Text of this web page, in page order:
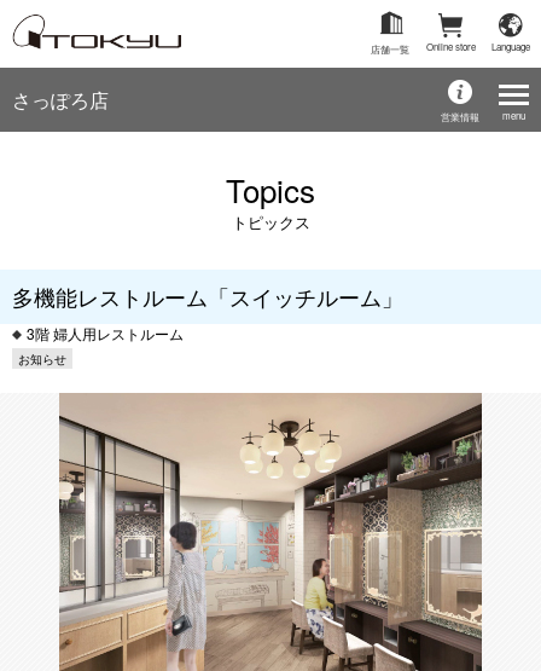
Language
Online store
店舗一覧
さっぽろ店
営業情報
Topics
トピックス
多機能レストルーム「スイッチルーム」
3階 婦人用レストルーム
お知らせ
menu